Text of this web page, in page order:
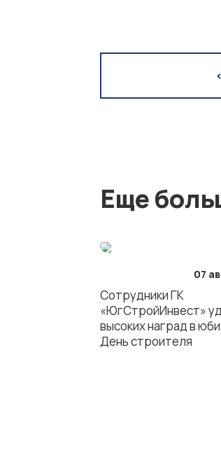
Еще
07
Сотрудники ГК
«ЮгСтройИнвест»
высоких наград в
День строителя